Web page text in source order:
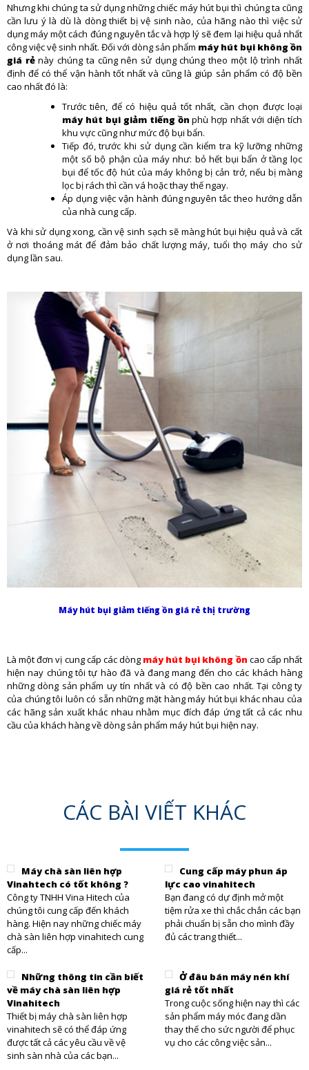
Nhưng khi chúng ta sử dụng những chiếc máy hút bụi thì chúng ta cũng
cần lưu ý là dù là dòng thiết bị vệ sinh nào, của hãng nào thì việc sử
dụng máy một cách đúng nguyên tắc và hợp lý sẽ đem lại hiệu quả nhất
công việc vệ sinh nhất. Đối với dòng sản phẩm máy hút bụi không ồn
giá rẻnày chúng ta cũng nên sử dụng chúng theo một lộ trình nhất
định để có thể vận hành tốt nhất và cũng là giúp sản phẩm có độ bền
cao nhất đó là:
Trước tiên, để có hiệu quả tốt nhất, cần chọn được loại
máy hút bụi giảm tiếng ồn phù hợp nhất với diện tích
khu vực cũng như mức độ bụi bẩn.
Tiếp đó, trước khi sử dụng cần kiểm tra kỹ lưỡng những
một số bộ phận của máy như: bỏ hết bụi bẩn ở tầng lọc
bụi để tốc độ hút của máy không bị cản trở, nếu bị màng
lọc bị rách thì cần vá hoặc thay thế ngay.
Áp dụng việc vận hành đúng nguyên tắc theo hướng dẫn
của nhà cung cấp.
Và khi sử dụng xong, cần vệ sinh sạch sẽ màng hút bụi hiệu quả và cất
ở nơi thoáng mát để đảm bảo chất lượng máy, tuổi thọ máy cho sử
dụng lần sau.
Máy hút bụi giảm tiếng ồn giá rẻ thị trường
Là một đơn vị cung cấp các dòng máy hút bụi không ồn cao cấp nhất
hiện nay chúng tôi tự hào đã và đang mang đến cho các khách hàng
những dòng sản phẩm uy tín nhất và có độ bền cao nhất. Tại công ty
của chúng tôi luôn có sẵn những mặt hàng máy hút bụi khác nhau của
các hãng sản xuất khác nhau nhằm mục đích đáp ứng tất cả các nhu
cầu của khách hàng về dòng sản phẩm máy hút bụi hiện nay.
CÁC BÀI VIẾT KHÁC
Máy chà sàn liên hợp
Vinahtech có tốt không ?
Công ty TNHH Vina Hitech của
chúng tôi cung cấp đến khách
hàng. Hiện nay những chiếc máy
chà sàn liên hợp vinahitech cung
cấp...
Cung cấp máy phun áp
lực cao vinahitech
Bạn đang có dự định mở một
tiệm rửa xe thì chắc chắn các bạn
phải chuẩn bị sẵn cho mình đầy
đủ các trang thiết...
Những thông tin cần biết
về máy chà sàn liên hợp
Vinahitech
Thiết bị máy chà sàn liên hợp
vinahitech sẽ có thể đáp ứng
được tất cả các yêu cầu về vệ
sinh sàn nhà của các bạn...
Ở đâu bán máy nén khí
giá rẻ tốt nhất
Trong cuộc sống hiện nay thì các
sản phẩm máy móc đang dần
thay thế cho sức người để phục
vụ cho các công việc sản...